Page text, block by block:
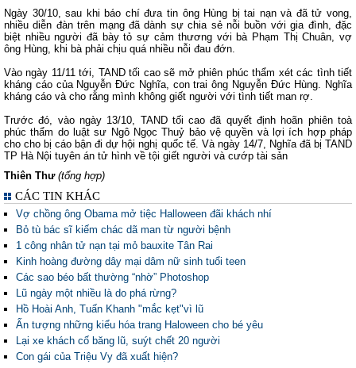
Ngày 30/10, sau khi báo chí đưa tin ông Hùng bị tai nạn và đã tử vong,
nhiều diễn đàn trên mạng đã dành sự chia sẻ nỗi buồn với gia đình, đặc
biệt nhiều người đã bày tỏ sự cảm thương với bà Phạm Thị Chuân, vợ
ông Hùng, khi bà phải chịu quá nhiều nỗi đau đớn.
Vào ngày 11/11 tới, TAND tối cao sẽ mở phiên phúc thẩm xét các tình tiết
kháng cáo của Nguyễn Đức Nghĩa, con trai ông Nguyễn Đức Hùng. Nghĩa
kháng cáo và cho rằng mình không giết người với tình tiết man rợ.
Trước đó, vào ngày 13/10, TAND tối cao đã quyết định hoãn phiên toà
phúc thẩm do luật sư Ngô Ngọc Thuỷ bảo vệ quyền và lợi ích hợp pháp
cho cho bị cáo bận đi dự hội nghị quốc tế. Và ngày 14/7, Nghĩa đã bị TAND
TP Hà Nội tuyên án tử hình về tội giết người và cướp tài sản
Thiên Thư (tổng hợp)
CÁC TIN KHÁC
Vợ chồng ông Obama mở tiệc Halloween đãi khách nhí
Bỏ tù bác sĩ kiếm chác dã man từ người bệnh
1 công nhân tử nạn tại mỏ bauxite Tân Rai
Kinh hoàng đường dây mại dâm nữ sinh tuổi teen
Các sao béo bất thường “nhờ” Photoshop
Lũ ngày một nhiều là do phá rừng?
Hồ Hoài Anh, Tuấn Khanh "mắc kẹt"vì lũ
Ấn tượng những kiểu hóa trang Haloween cho bé yêu
Lại xe khách cố băng lũ, suýt chết 20 người
Con gái của Triệu Vy đã xuất hiện?